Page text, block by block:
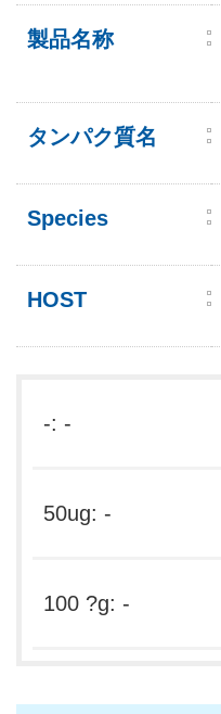
製品名称
タンパク質名
Species
HOST
-: -
50ug: -
100 ?g: -